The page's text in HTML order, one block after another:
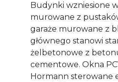
Budynki wzniesione
murowane z
garaże murowane z
głównego stanowi
żelbetonowe z
cementowe. Okna
Hormann sterowane